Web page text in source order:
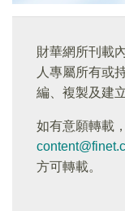
財華網所刊載
人專屬所有或
編、複製及建
如有意願轉載
方可轉載。